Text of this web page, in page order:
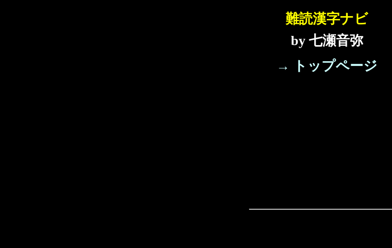
難読漢字ナビ
by 七瀬音弥
→ トップページ